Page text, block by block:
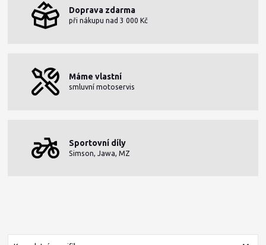
Doprava zdarma
při nákupu nad 3 000 Kč
Máme vlastní
smluvní motoservis
Sportovní díly
Simson, Jawa, MZ